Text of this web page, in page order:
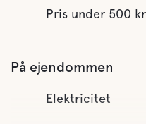
Pris under 500 kr
På ejendommen
Elektricitet